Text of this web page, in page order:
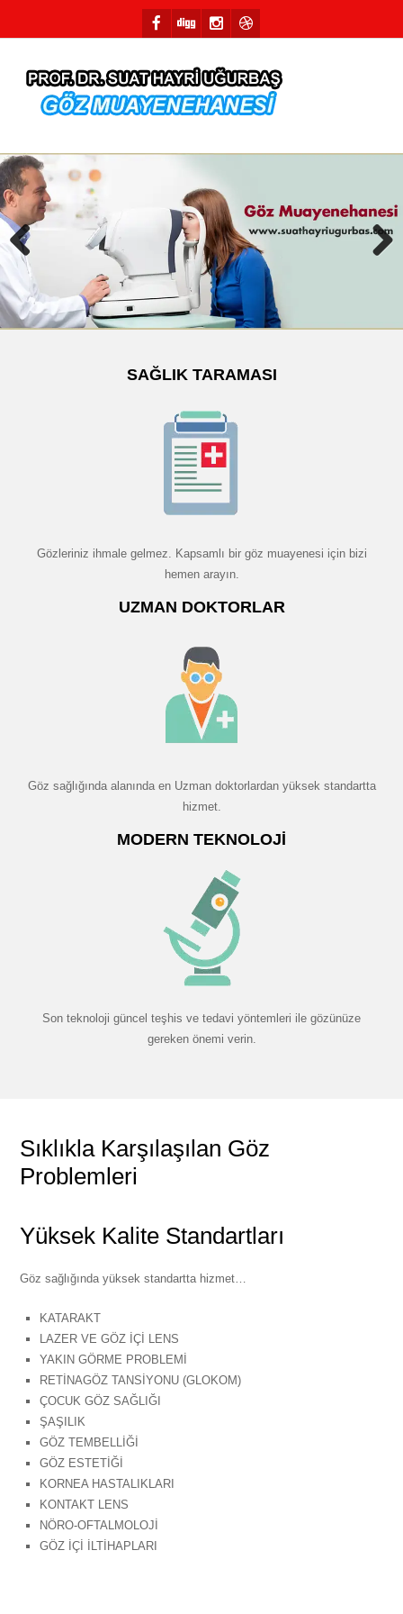
Previous
SAĞLIK TARAMASI
Gözleriniz ihmale gelmez. Kapsamlı bir göz muayenesi için bizi
hemen arayın.
UZMAN DOKTORLAR
Göz sağlığında alanında en Uzman doktorlardan yüksek standartta
hizmet.
MODERN TEKNOLOJI
Son teknoloji güncel teşhis ve tedavi yöntemleri ile gözünüze
gereken önemi verin.
Sıklıkla Karşılaşılan Göz
Problemleri
Yüksek Kalite Standartları
Göz sağlığında yüksek standartta hizmet…
KATARAKT
LAZER VE GÖZ İÇİ LENS
YAKIN GÖRME PROBLEMİ
RETİNAGÖZ TANSİYONU (GLOKOM)
ÇOCUK GÖZ SAĞLIĞI
ŞAŞILIK
GÖZ TEMBELLİĞİ
GÖZ ESTETİĞİ
KORNEA HASTALIKLARI
KONTAKT LENS
NÖRO-OFTALMOLOJİ
GÖZ İÇİ İLTİHAPLARI